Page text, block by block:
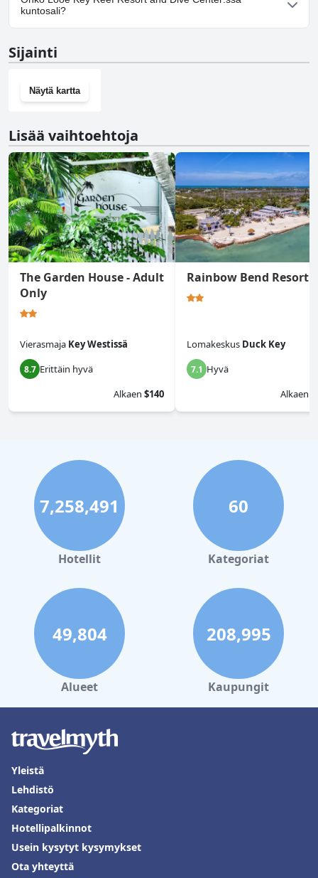
pysäköintimahdollisuuden.
kuntosali?
Sijainti
Näytä kartta
Lisää vaihtoehtoja
The Garden House - Adult
Only
Vierasmaja Key Westissä
8.7 Erittäin hyvä
Alkaen $140
Rainbow Bend Resort
Lomakeskus Duck Key
7.1 Hyvä
Alkaen
7,258,491
Hotellit
60
Kategoriat
49,804
Alueet
208,995
Kaupungit
Yleistä
Lehdistö
Kategoriat
Hotellipalkinnot
Usein kysytyt kysymykset
Ota yhteyttä